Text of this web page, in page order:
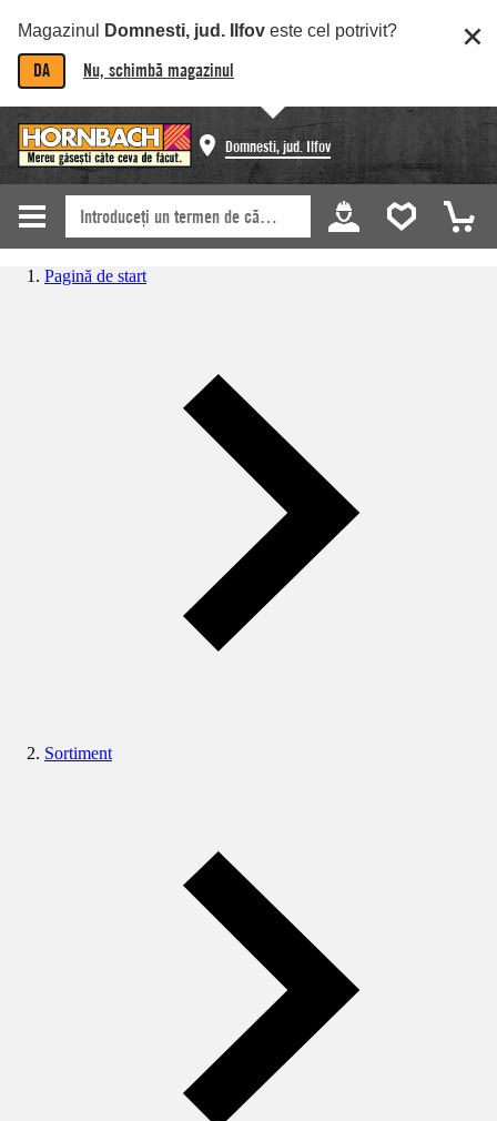
Magazinul Domnesti, jud. Ilfov este cel potrivit?
DA Nu, schimbă magazinul
Domnesti, jud. Ilfov
Pagină de start
Sortiment